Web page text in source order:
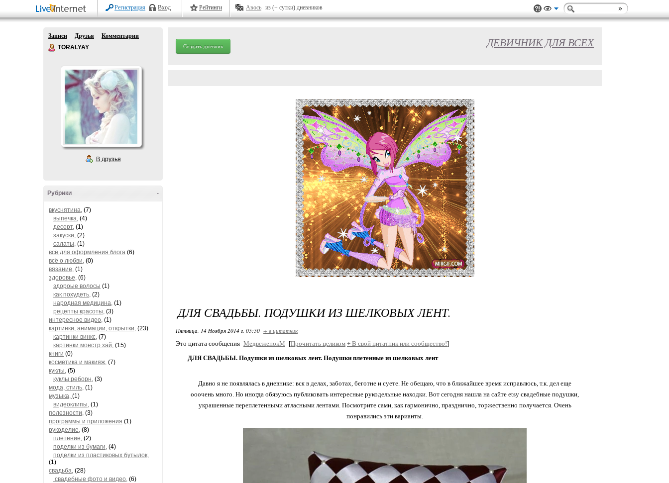
Регистрация Вход Рейтинги Авось из (+ сутки) дневников
Записи Друзья
Комментарии
TORALYAY
В друзья
-
Рубрики
вкуснятина, (7)
выпечка, (4)
десерт, (1)
закуски, (2)
салаты, (1)
всё для оформления блога (6)
всё о любви, (0)
вязание, (1)
здоровье, (6)
здороые волосы (1)
как похудеть, (2)
народная медицина, (1)
рецепты красоты, (3)
интересное видео, (1)
картинки, анимации, открытки, (23)
картинки винкс, (7)
картинки монстр хай, (15)
книги (0)
косметика и макияж, (7)
куклы, (5)
куклы реборн, (3)
мода, стиль, (1)
музыка, (1)
видеоклипы, (1)
полезности, (3)
программы и приложения (1)
рукоделие, (8)
плетение, (2)
поделки из бумаги, (4)
поделки из пластиковых бутылок,
(1)
свадьба, (28)
свадебные фото и видео, (6)
Создать дневник ДЕВИЧНИК ДЛЯ ВСЕХ
ДЛЯ СВАДЬБЫ. ПОДУШКИ ИЗ ШЕЛКОВЫХ ЛЕНТ.
Пятница, 14 Ноября 2014 г. 05:50 + в цитатник
Это цитата сообщения МедвеженокМ [Прочитать целиком + В свой цитатник или сообщество!]
ДЛЯ СВАДЬБЫ. Подушки из шелковых лент. Подушки плетенные из шелковых лент
Давно я не появлялась в дневнике: вся в делах, заботах, беготне и суете. Не обещаю, что в ближайшее время исправлюсь, т.к. дел еще
ооочень много. Но иногда обязуюсь публиковать интересные рукодельные находки. Вот сегодня нашла на сайте etsy свадебные подушки,
украшенные переплетенными атласными лентами. Посмотрите сами, как гармонично, празднично, торжественно получается. Очень
понравились эти варианты.